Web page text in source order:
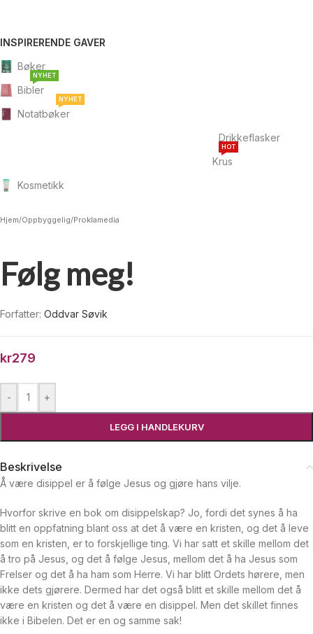
INSPIRERENDE GAVER
Bøker
Bibler
NYHET
Notatbøker
NYHET
Drikkeflasker
Krus
HOT
Kosmetikk
Hjem/Oppbyggelig/Proklamedia
Følg meg!
Forfatter: Oddvar Søvik
kr279
- +
LEGG I HANDLEKURV
Beskrivelse
Å være disippel er å følge Jesus og gjøre hans vilje.
Hvorfor skrive en bok om disippelskap? Jo, fordi det synes å ha
blitt en oppfatning blant oss at det å være en kristen, og det å leve
som en kristen, er to forskjellige ting. Vi har satt et skille mellom det
å tro på Jesus, og det å følge Jesus, mellom det å ha Jesus som
Frelser og det å ha ham som Herre. Vi har blitt Ordets hørere, men
ikke dets gjørere. Dermed har det også blitt et skille mellom det å
være en kristen og det å være en disippel. Men det skillet finnes
ikke i Bibelen. Det er en og samme sak!